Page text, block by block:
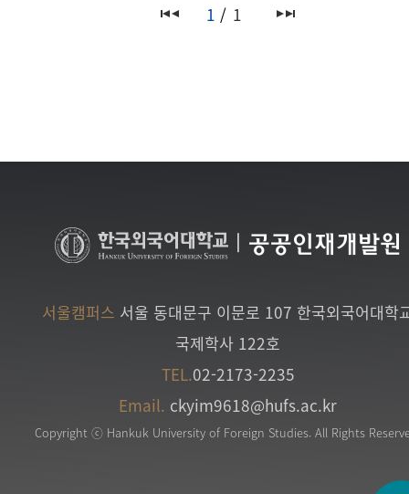
1 1
공공인재개발원
서울캠퍼스 서울 동대문구 이문로 107 한국외국어대학
국제학사 122호
TEL.02-2173-2235
Email. ckyim9618@hufs.ac.kr
Copyright ⓒ Hankuk University of Foreign Studies. All Rights